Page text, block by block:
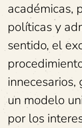
académicas,
políticas y
sentido, el
innecesarios,
un modelo
por los